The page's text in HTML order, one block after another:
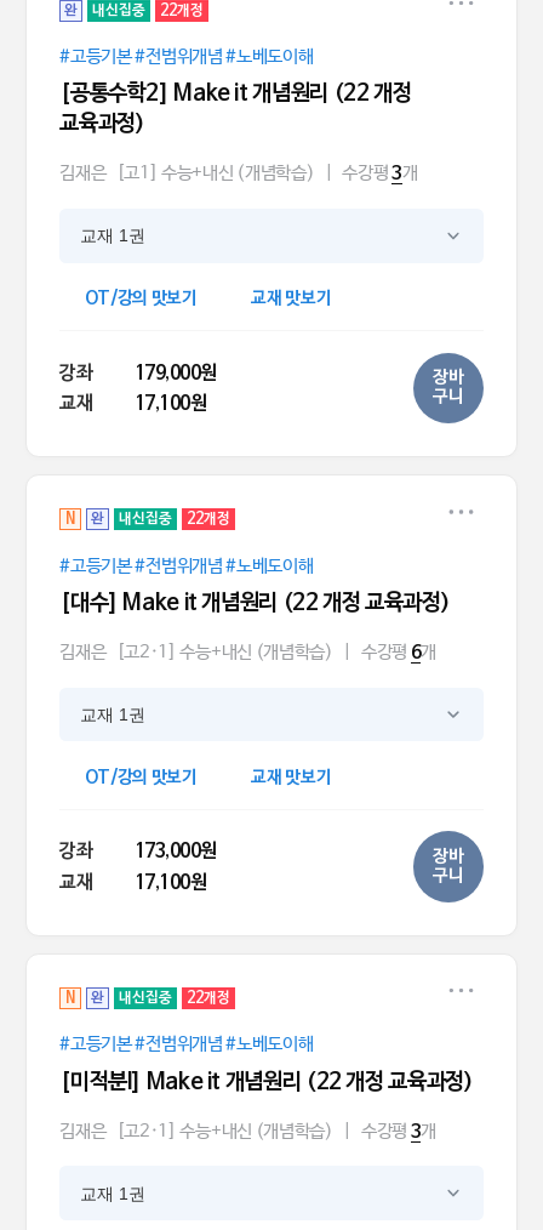
완 내신집중 22개정
#고등기본 #전범위개념 #노베도이해
[공통수학2] Make it 개념원리 (22 개정
교육과정)
김재은 [고1] 수능+내신 (개념학습) 수강평3개
교재 1권
OT/강의 맛보기 교재 맛보기
강좌
179,000원
교재
17,100원
장바
구니
N 완 내신집중 22개정
#고등기본 #전범위개념 #노베도이해
[대수] Make it 개념원리 (22 개정 교육과정)
김재은 [고2·1] 수능+내신 (개념학습) 수강평 6개
교재 1권
OT/강의 맛보기 교재 맛보기
강좌
173,000원
교재
17,100원
장바
구니
N 완 내신집중 22개정
#고등기본 #전범위개념 #노베도이해
[미적분l] Make it 개념원리 (22 개정 교육과정)
김재은 [고2·1] 수능+내신 (개념학습) 수강평 3개
교재 1권